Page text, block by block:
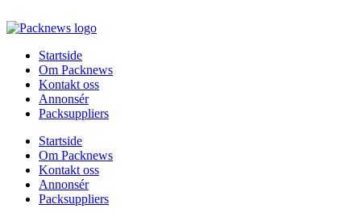
to
Startside
Om Packnews
Kontakt oss
Annonsér
Packsuppliers
Startside
Om Packnews
Kontakt oss
Annonsér
Packsuppliers